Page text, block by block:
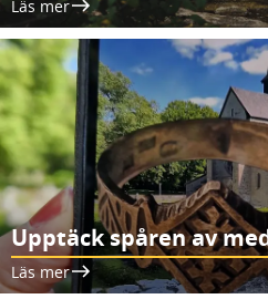
Läs mer
Upptäck spåren av
Läs mer